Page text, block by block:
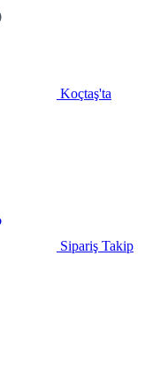
Koçtaş'ta
Sipariş Takip